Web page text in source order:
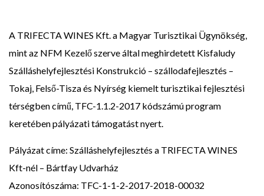
A TRIFECTA WINES Kft. a Magyar Turisztikai Ügynökség,
mint az NFM Kezelő szerve által meghirdetett Kisfaludy
Szálláshelyfejlesztési Konstrukció – szállodafejlesztés –
Tokaj, Felső-Tisza és Nyírség kiemelt turisztikai fejlesztési
térségben című, TFC-1.1.2-2017 kódszámú program
keretében pályázati támogatást nyert.
Pályázat címe: Szálláshelyfejlesztés a TRIFECTA WINES
Kft-nél – Bártfay Udvarház
Azonosítószáma: TFC-1-1-2-2017-2018-00032